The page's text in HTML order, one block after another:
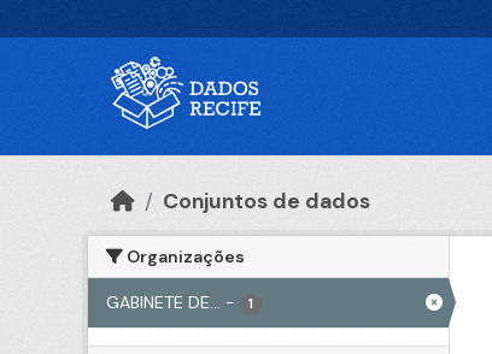
Conjuntos de dados
Organizações
GABINETE DE... - 1